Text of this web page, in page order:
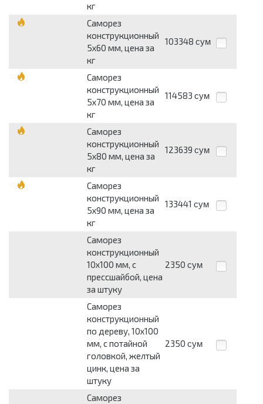
кг
Саморез
конструкционный
5х60 мм, цена за
кг
103348 сум
Саморез
конструкционный
5х70 мм, цена за
кг
114583 сум
Саморез
конструкционный
5х80 мм, цена за
кг
123639 сум
Саморез
конструкционный
5х90 мм, цена за
кг
133441 сум
Саморез
конструкционный
10х100 мм, с
прессшайбой, цена
за штуку
2350 сум
Саморез
конструкционный
по дереву, 10х100
мм, с потайной
головкой, желтый
цинк, цена за
штуку
2350 сум
Саморез